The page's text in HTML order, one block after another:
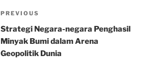
Post
navigation
Previous
Post
PREVIOUS
Strategi Negara-negara Penghasil
Minyak Bumi dalam Arena
Geopolitik Dunia